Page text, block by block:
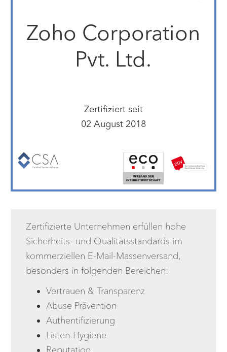
Zoho Corporation
Pvt. Ltd.
Zertifiziert seit
02 August 2018
Zertifizierte Unternehmen erfüllen hohe
Sicherheits- und Qualitätsstandards im
kommerziellen E-Mail-Massenversand,
besonders in folgenden Bereichen:
Vertrauen & Transparenz
Abuse Prävention
Authentifizierung
Listen-Hygiene